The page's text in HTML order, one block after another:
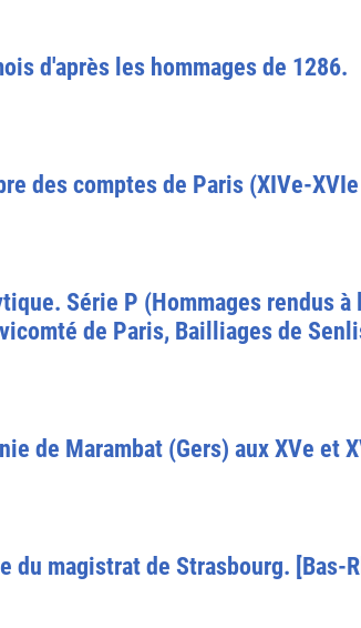
d'après les hommages de 1286.
des comptes de Paris (XIVe-
Série P (Hommages rendus à
de Paris, Bailliages de
de Marambat (Gers) aux XVe et
du magistrat de Strasbourg. [Bas-